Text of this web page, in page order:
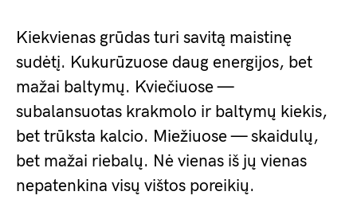
Kiekvienas grūdas turi savitą maistinę
sudėtį. Kukurūzuose daug energijos, bet
mažai baltymų. Kviečiuose —
subalansuotas krakmolo ir baltymų kiekis,
bet trūksta kalcio. Miežiuose — skaidulų,
bet mažai riebalų. Nė vienas iš jų vienas
nepatenkina visų vištos poreikių.